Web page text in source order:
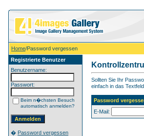
Home/Password vergessen
Registrierte Benutzer
Benutzername:
Passwort:
Beim n�chsten Besuch
automatisch anmelden?
� Password vergessen
Sollten Sie Ihr
einfach in das
Password
E-Mail: